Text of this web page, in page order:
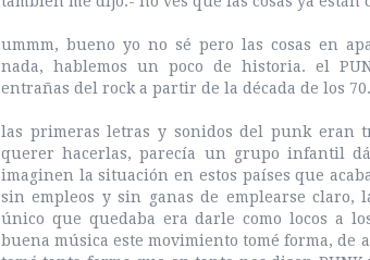
ummm, bueno yo no sé pero las cosas en
nada, hablemos un poco de historia. el
entrañas del rock a partir de la década de los 70.
las primeras letras y sonidos del punk eran
querer hacerlas,parecía un grupo infantil
imaginen la situación en estos países que
sin empleos y sin ganas de emplearse claro,
único que quedaba era darle como locos a
buenamúsica este movimiento tomé forma, de